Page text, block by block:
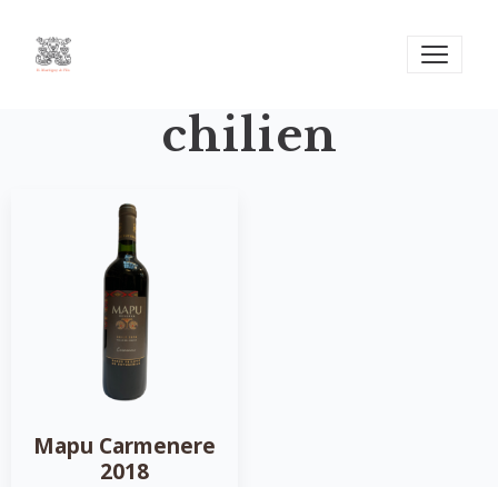
chilien
Mapu Carmenere
2018